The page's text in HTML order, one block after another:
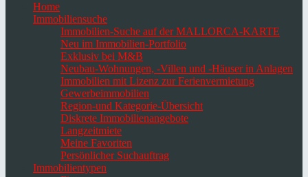
Home
Immobiliensuche
Immobilien-Suche auf der MALLORCA-KARTE
Neu im Immobilien-Portfolio
Exklusiv bei M&B
Neubau-Wohnungen, -Villen und -Häuser in Anlagen
Immobilien mit Lizenz zur Ferienvermietung
Gewerbeimmobilien
Region-und Kategorie-Übersicht
Diskrete Immobilienangebote
Langzeitmiete
Meine Favoriten
Persönlicher Suchauftrag
Immobilientypen